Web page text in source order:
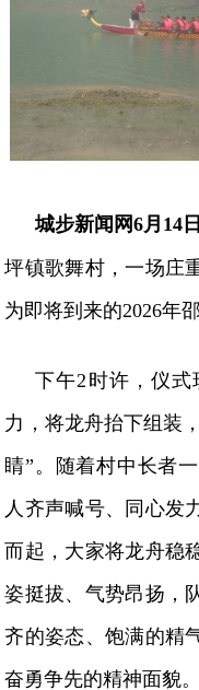
城步新闻网6月14
坪镇歌舞村，一场庄
为即将到来的2026年
下午2时许，仪
力，将龙舟抬下组装
睛”。随着村中长者
人齐声喊号、同心发
而起，大家将龙舟稳
姿挺拔、气势昂扬，
齐的姿态、饱满的精
奋勇争先的精神面貌。